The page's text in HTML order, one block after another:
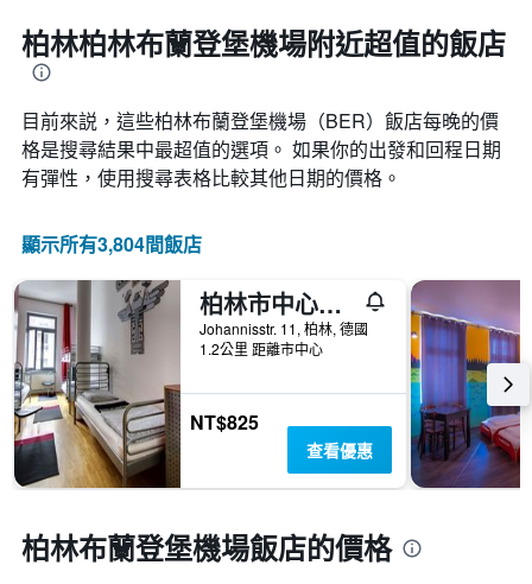
期
的
天
數
此
圖
表
1
Y
軸，
顯
示
房
間
的
平
均
價
柏林柏林布蘭登堡機場附近超值的飯店
目前來説，這些柏林布蘭登堡機場​（BER​​）飯店每晚的價
格是搜尋結果中最超值的選項。 如果你的出發和回程日期
有彈性，使用搜尋表格比較其他日期的價格。
顯示所有3,804間飯店
柏林市中心金色青年旅舍 - 柏林
Johannisstr. 11, 柏林, 德國
1.2公里 距離市中心
NT$825
查看優惠
柏林布蘭登堡機場飯店的價格